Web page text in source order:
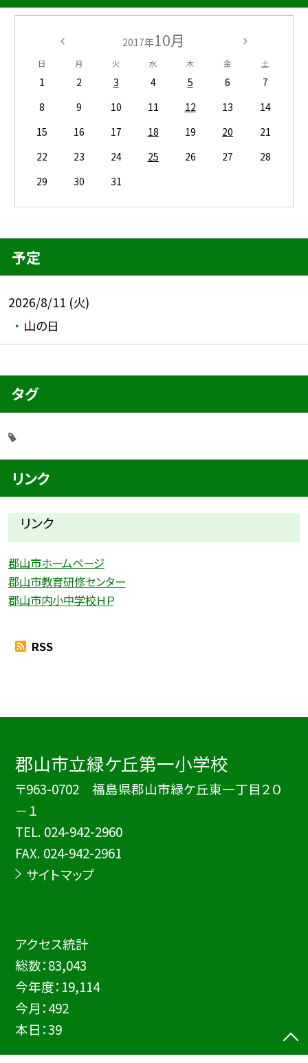
2017年10月
日 月 火 水 木 金 土
1 2 3 4 5 6
7
8
9 10 11 12 13
14
15
16 17 18 19 20
21
22
23 24 25 26 27
28
29
30 31
予定
2026/8/11 (火)
山の日
タグ
リンク
リンク
郡山市ホームページ
郡山市教育研修センター
郡山市内小中学校ＨＰ
RSS
郡山市立緑ケ丘第一小学校
〒963-0702 福島県郡山市緑ケ丘東一丁目２０
－１
TEL. 024-942-2960
FAX. 024-942-2961
サイトマップ
アクセス統計
総数：83,043
今年度： 19,114
今月：492
本日：39